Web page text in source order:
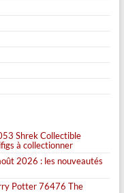
Shrek Collectible
à collectionner
2026 : les nouveautés
Potter 76476 The